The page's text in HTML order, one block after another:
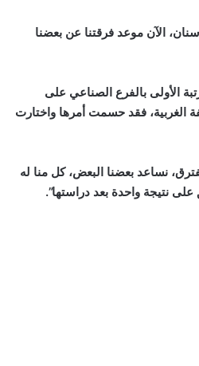
الآن موعد فرقتنا عن بعضنا
الأولى بالفرع الصناعي على
فقد حسمت أمرها واختارت
نساعد بعضنا البعض، كل منا له
على نتيجة واحدة بعد دراستها”.